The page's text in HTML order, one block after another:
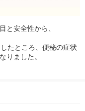
と安全性から、
たところ、便秘の症状
りました。